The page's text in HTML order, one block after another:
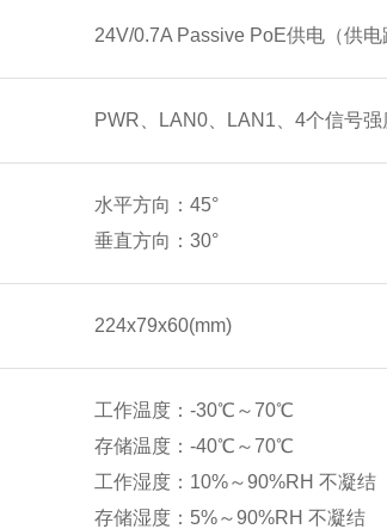
24V/0.7A Passive PoE供电（供
PWR、LAN0、LAN1、4个信号强
水平方向：45°
垂直方向：30°
224x79x60(mm)
工作温度：-30℃～70℃
存储温度：-40℃～70℃
工作湿度：10%～90%RH 不凝结
存储湿度：5%～90%RH 不凝结